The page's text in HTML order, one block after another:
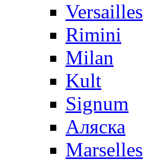
Versailles
Rimini
Milan
Kult
Signum
Аляска
Marselles